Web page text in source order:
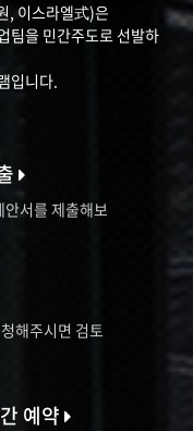
, 이스라엘式)은
팀을 민간주도로 선발하
입니다.
서를 제출해보
해주시면 검토
예약